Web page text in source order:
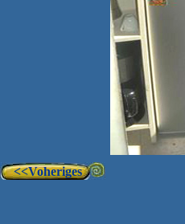
<<Voheriges